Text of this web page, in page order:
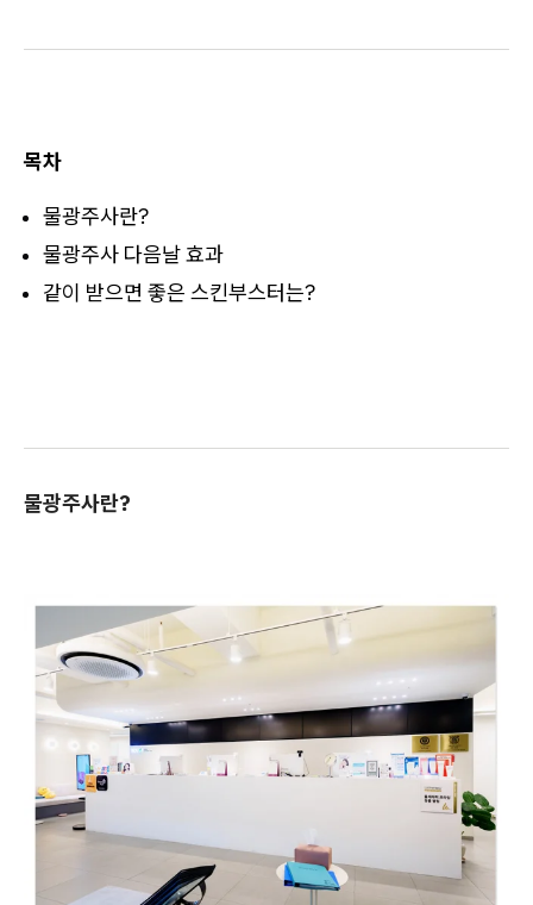
목차
물광주사란?
물광주사 다음날 효과
같이 받으면 좋은 스킨부스터는?
물광주사란?